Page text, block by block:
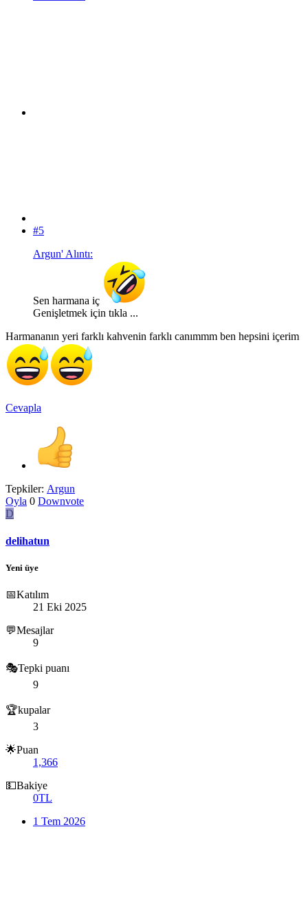
#5
Argun' Alıntı:
Sen harmana iç
Genişletmek için tıkla ...
Harmananın yeri farklı kahvenin farklı canımmm ben hepsini içerim
Cevapla
Tepkiler: Argun
Oyla 0 Downvote
D
delihatun
Yeni üye
📅Katılım
21 Eki 2025
💬Mesajlar
9
🎭Tepki puanı
9
🏆kupalar
3
🌟Puan
1,366
💵Bakiye
0TL
1 Tem 2026